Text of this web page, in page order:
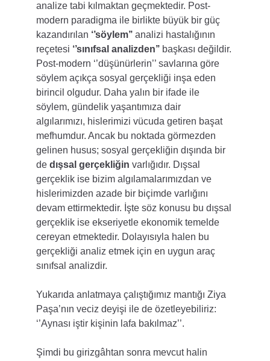
analize tabi kılmaktan geçmektedir. Post-
modern paradigma ile birlikte büyük bir güç
kazandırılan ‘’söylem’’ analizi hastalığının
reçetesi ‘’sınıfsal analizden’’ başkası değildir.
Post-modern ‘’düşünürlerin’’ savlarına göre
söylem açıkça sosyal gerçekliği inşa eden
birincil olgudur. Daha yalın bir ifade ile
söylem, gündelik yaşantımıza dair
algılarımızı, hislerimizi vücuda getiren başat
mefhumdur. Ancak bu noktada görmezden
gelinen husus; sosyal gerçekliğin dışında bir
de dışsal gerçekliğin varlığıdır. Dışsal
gerçeklik ise bizim algılamalarımızdan ve
hislerimizden azade bir biçimde varlığını
devam ettirmektedir. İşte söz konusu bu dışsal
gerçeklik ise ekseriyetle ekonomik temelde
cereyan etmektedir. Dolayısıyla halen bu
gerçekliği analiz etmek için en uygun araç
sınıfsal analizdir.
Yukarıda anlatmaya çalıştığımız mantığı Ziya
Paşa’nın veciz deyişi ile de özetleyebiliriz:
‘’Aynası iştir kişinin lafa bakılmaz’’.
Şimdi bu girizgâhtan sonra mevcut halin